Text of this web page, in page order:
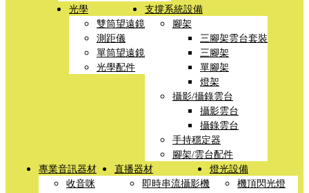
光學
雙筒望遠鏡
測距儀
單筒望遠鏡
光學配件
支撐系統設備
腳架
三腳架雲台套裝
三腳架
單腳架
燈架
攝影/攝錄雲台
攝影雲台
攝錄雲台
手持穩定器
腳架/雲台配件
專業音訊器材
收音咪
直播器材
即時串流攝影機
燈光設備
機頂閃光燈